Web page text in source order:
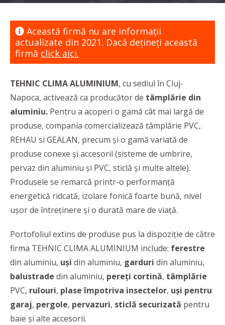
Această firmă nu are informaţii
actualizate din 2021. Dacă dețineți această
firmă click aici.
TEHNIC CLIMA ALUMINIUM, cu sediul în Cluj-
Napoca, activează ca producător de tâmplărie din
aluminiu. Pentru a acoperi o gamă cât mai largă de
produse, compania comercializează tâmplărie PVC,
REHAU si GEALAN, precum și o gamă variată de
produse conexe și accesorii (sisteme de umbrire,
pervaz din aluminiu și PVC, sticlă și multe altele).
Produsele se remarcă printr-o performanță
energetică ridcată, izolare fonică foarte bună, nivel
ușor de întreținere și o durată mare de viață.
Portofoliul extins de produse pus la dispoziție de către
firma TEHNIC CLIMA ALUMINIUM include: ferestre
din aluminiu, uși din aluminiu, garduri din aluminiu,
balustrade din aluminiu, pereți cortină, tâmplărie
PVC, rulouri, plase împotriva insectelor, uși pentru
garaj, pergole, pervazuri, sticlă securizată pentru
baie și alte accesorii.